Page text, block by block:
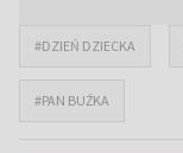
#DZIEŃ DZIECKA
#PAN BUŹKA